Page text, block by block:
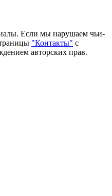
Если мы нарушаем чьи-
"Контакты" с
авторских прав.